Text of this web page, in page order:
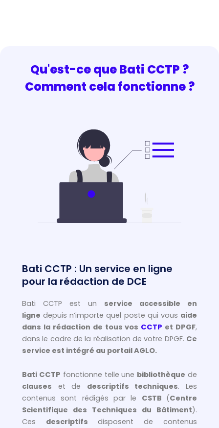
Qu'est-ce que Bati CCTP ?
Comment cela fonctionne ?
Bati CCTP : Un service en ligne
pour la rédaction de DCE
Bati CCTP est un service accessible en
ligne depuis n’importe quel poste qui vous aide
dans la rédaction de tous vos CCTP et DPGF,
dans le cadre de la réalisation de votre DPGF. Ce
service est intégré au portail AGLO.
Bati CCTP fonctionne telle une bibliothèque de
clauses et de descriptifs techniques. Les
contenus sont rédigés par le CSTB (Centre
Scientifique des Techniques du Bâtiment).
Ces descriptifs disposent de contenus